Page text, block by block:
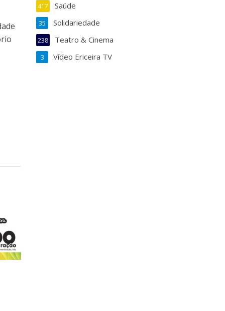
Saúde
417
Solidariedade
35
Teatro & Cinema
238
Vídeo Ericeira TV
3